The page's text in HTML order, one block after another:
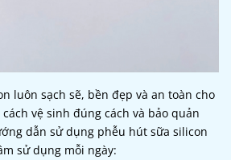
luôn sạch sẽ, bền đẹp và an toàn cho
vệ sinh đúng cách và bảo quản
dẫn sử dụng phễu hút sữa silicon
sử dụng mỗi ngày: